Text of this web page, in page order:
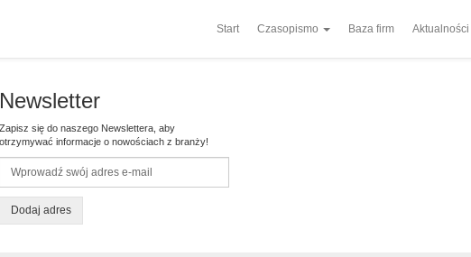
Start Czasopismo Baza firm Aktualności
Newsletter
Zapisz się do naszego Newslettera, aby
otrzymywać informacje o nowościach z branży!
Dodaj adres